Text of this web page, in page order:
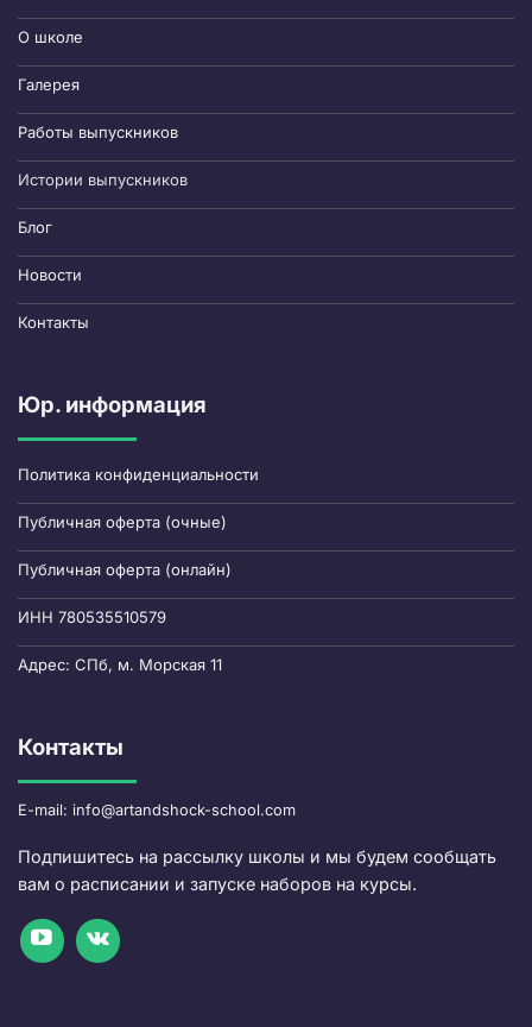
О школе
Галерея
Работы выпускников
Истории выпускников
Блог
Новости
Контакты
Юр. информация
Политика конфиденциальности
Публичная оферта (очные)
Публичная оферта (онлайн)
ИНН 780535510579
Адрес: СПб, м. Морская 11
Контакты
E-mail: info@artandshock-school.com
Подпишитесь на рассылку школы и мы будем сообщать
вам о расписании и запуске наборов на курсы.